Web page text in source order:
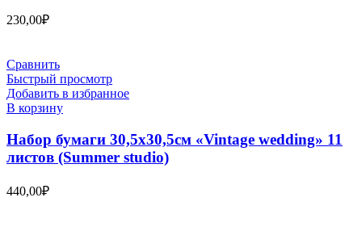
230,00₽
Сравнить
Быстрый просмотр
Добавить в избранное
В корзину
Набор бумаги 30,5х30,5см «Vintage wedding» 11
листов (Summer studio)
440,00₽